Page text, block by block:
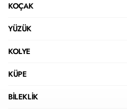
KOÇAK
YÜZÜK
KOLYE
KÜPE
BİLEKLİK